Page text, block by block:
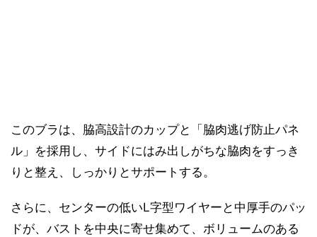
このブラは、脇高設計のカップと「脇肉逃げ防止パネ
ル」を採用し、サイドにはみ出しがちな脇肉をすっき
りと整え、しっかりとサポートする。
さらに、センターの低いL字型ワイヤーと中厚手のパッ
ドが、バストを中央に寄せ集めて、ボリュームのある